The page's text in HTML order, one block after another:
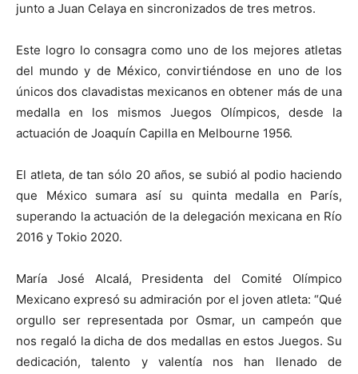
junto a Juan Celaya en sincronizados de tres metros.
Este logro lo consagra como uno de los mejores atletas
del mundo y de México, convirtiéndose en uno de los
únicos dos clavadistas mexicanos en obtener más de una
medalla en los mismos Juegos Olímpicos, desde la
actuación de Joaquín Capilla en Melbourne 1956.
El atleta, de tan sólo 20 años, se subió al podio haciendo
que México sumara así su quinta medalla en París,
superando la actuación de la delegación mexicana en Río
2016 y Tokio 2020.
María José Alcalá, Presidenta del Comité Olímpico
Mexicano expresó su admiración por el joven atleta: “Qué
orgullo ser representada por Osmar, un campeón que
nos regaló la dicha de dos medallas en estos Juegos. Su
dedicación, talento y valentía nos han llenado de